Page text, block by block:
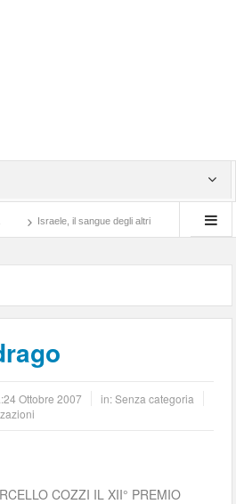
Israele, il sangue degli altri Lotta di classe…
24 Ottobre 2007
in: Senza categoria
COZZI IL XII° PREMIO